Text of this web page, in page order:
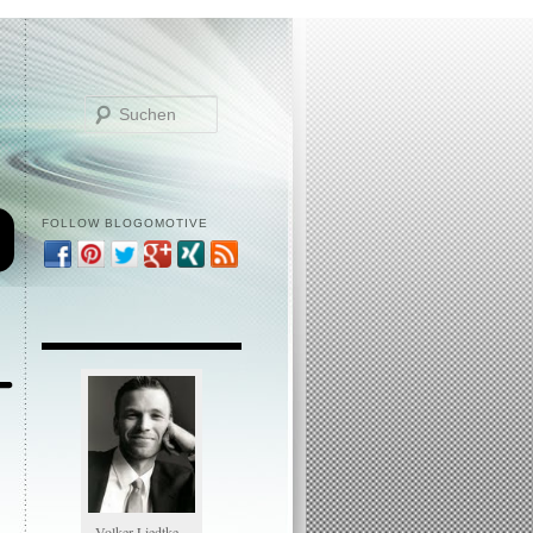
FOLLOW BLOGOMOTIVE